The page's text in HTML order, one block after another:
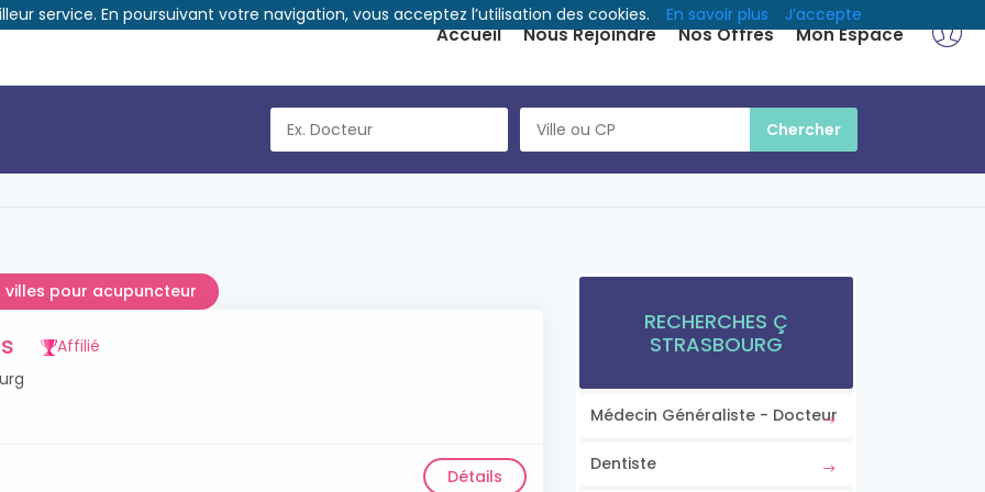
Accueil Nous Rejoindre Nos Offres Mon Espace
villes pour acupuncteur
Affilié
Détails
RECHERCHES Ç
STRASBOURG
Médecin Généraliste - Docteur
Dentiste
service. En poursuivant votre navigation, vous acceptez l’utilisation des cookies. En savoir plus J’accepte